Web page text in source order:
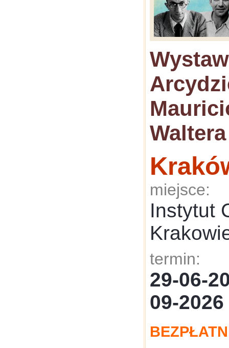
miejsce:
Instytut
termin:
29-06-
09-2026